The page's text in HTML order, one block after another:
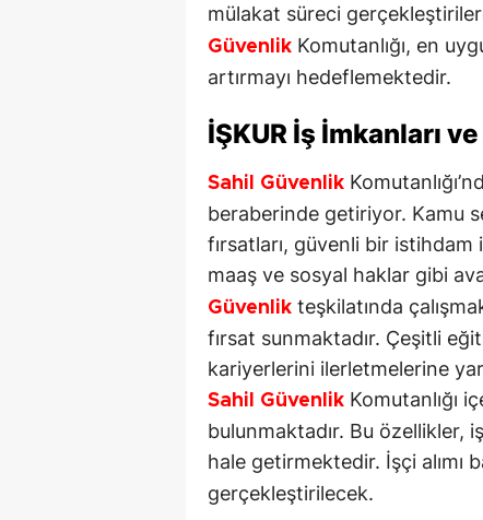
mülakat süreci
Güvenlik Komutanlığı, en
artırmayı hedeflemektedir.
İŞKUR İş İmkanları
Sahil Güvenlik
beraberinde getiriyor. Kamu
fırsatları, güvenli bir istihdam
maaş ve sosyal haklar gibi
Güvenlik teşkilatında
fırsat sunmaktadır. Çeşitli
kariyerlerini ilerletmelerine
Sahil Güvenlik Komutanlığı
bulunmaktadır. Bu özellikler,
hale getirmektedir. İşçi alımı
gerçekleştirilecek.